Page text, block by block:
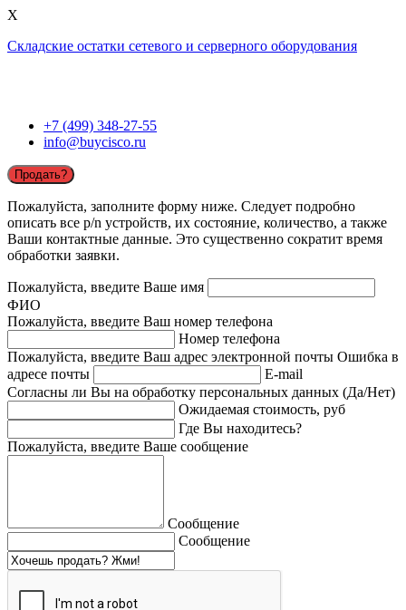
X
Складские остатки сетевого и серверного оборудования
+7 (499) 348-27-55
info@buycisco.ru
Продать?
Пожалуйста, заполните форму ниже. Следует подробно
описать все p/n устройств, их состояние, количество, а также
Ваши контактные данные. Это существенно сократит время
обработки заявки.
Пожалуйста, введите Ваше имя
ФИО
Пожалуйста, введите Ваш номер телефона
Номер телефона
Пожалуйста, введите Ваш адрес электронной почты Ошибка в
адресе почты
E-mail
Согласны ли Вы на обработку персональных данных (Да/Нет)
Ожидаемая стоимость, руб
Где Вы находитесь?
Пожалуйста, введите Ваше сообщение
Сообщение
Сообщение